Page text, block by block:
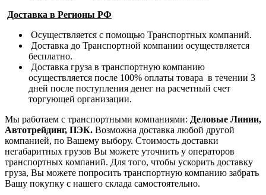
Доставка в Регионы РФ
Осуществляется с помощью Транспортных компаний.
Доставка до Транспортной компании осуществляется
бесплатно.
Доставка груза в транспортную компанию
осуществляется после 100% оплаты товара в течении 3
дней после поступления денег на расчетный счет
торгующей организации.
Мы работаем с транспортными компаниями: Деловые Линии,
Автотрейдинг, ПЭК. Возможна доставка любой другой
компанией, по Вашему выбору. Стоимость доставки
негабаритных грузов Вы можете уточнить у операторов
транспортных компаний. Для того, чтобы ускорить доставку
груза, Вы можете попросить транспортную компанию забрать
Вашу покупку с нашего склада самостоятельно.